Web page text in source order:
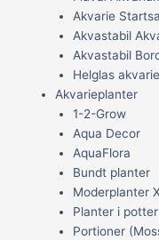
Akvarie
Akvastabil
Akvastabil
Helglas
Akvarieplanter
1-2-Grow
Aqua Decor
AquaFlora
Bundt planter
Moderplanter
Planter i potter
Portioner